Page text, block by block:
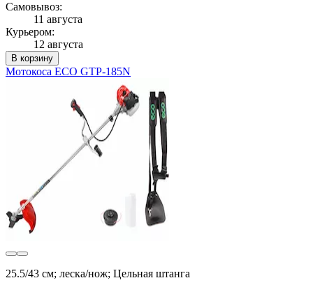
Самовывоз:
11 августа
Курьером:
12 августа
В корзину
Мотокоса ECO GTP-185N
25.5/43 см; леска/нож; Цельная штанга